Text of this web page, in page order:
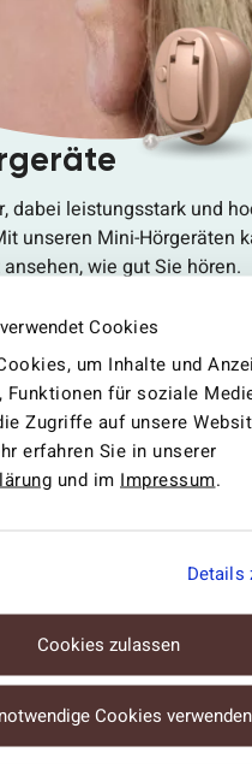
Cookies
um Inhalte und
Funktionen für soziale
Zugriffe auf unsere
erfahren Sie in unserer
und im Impressum.
Details
Cookies zulassen
Cookies verwenden
dabei leistungsstark und
unseren Mini-Hörgeräten
wie gut Sie hören.
entdecken
Team für Hörgeräte in
Ihnen mit Expertise und
Meisterin &
Filialleiterin &